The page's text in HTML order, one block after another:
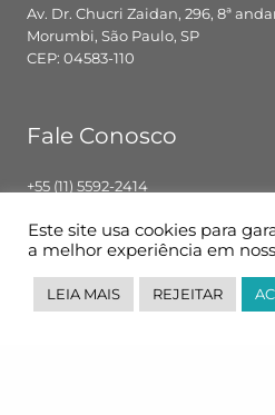
Av. Dr. Chucri Zaidan, 296, 8ª
Morumbi, São Paulo, SP
CEP: 04583-110
Fale Conosco
+55 (11) 5592-2414
Segunda – Sexta: 8h00 – 18h00
Siga-nos
Este site usa cookies para
a melhor experiência em
LEIA MAIS REJEITAR